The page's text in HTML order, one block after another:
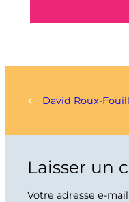
← David Roux-
Laisser un
Votre adresse e-